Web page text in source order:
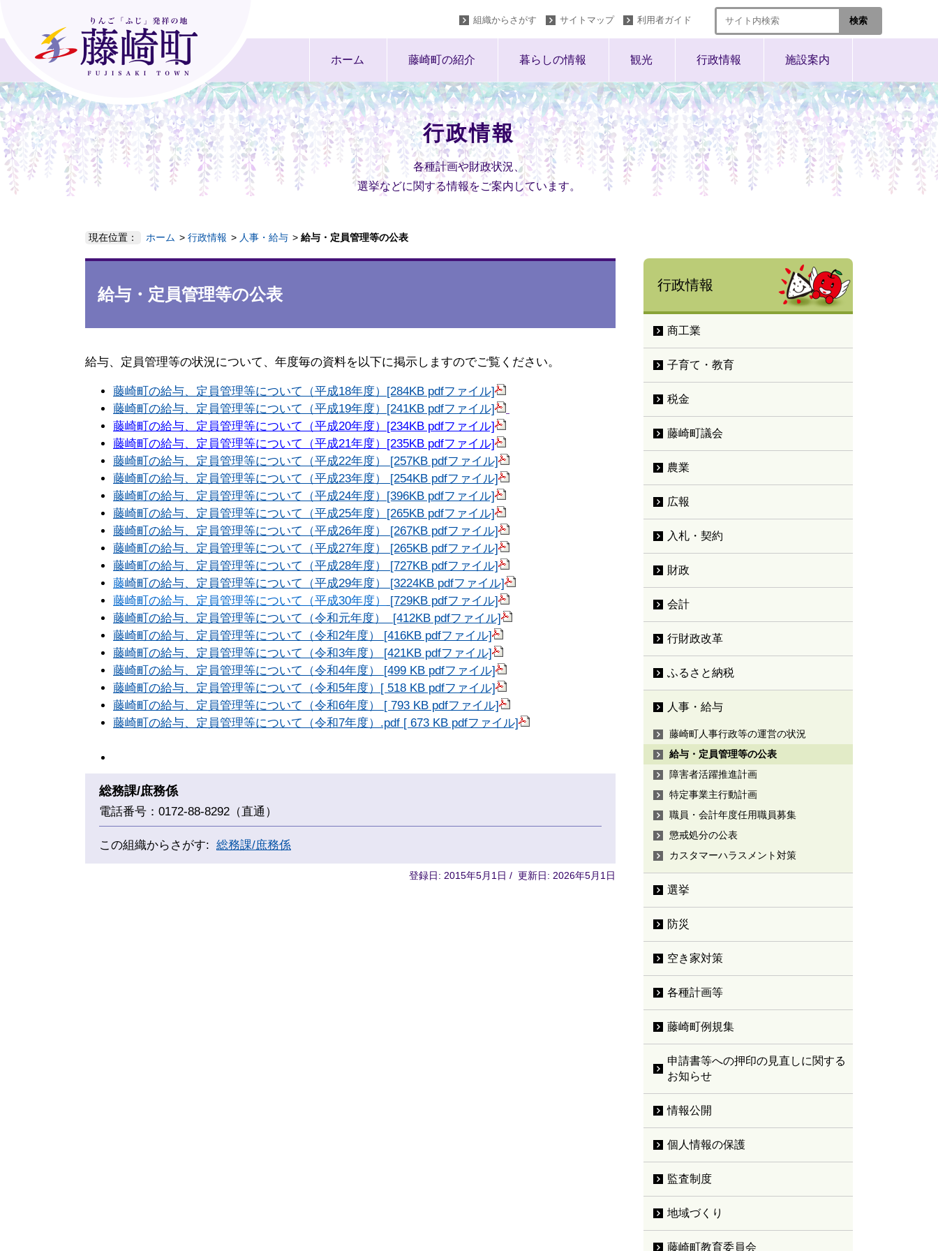
組織からさがす サイトマップ 利用者ガイド
ホーム 藤崎町の紹介 暮らしの情報 観光 行政情報 施設案内
行政情報
各種計画や財政状況、
選挙などに関する情報をご案内しています。
現在位置： ホーム 行政情報 人事・給与 給与・定員管理等の公表
行政情報
商工業
子育て・教育
税金
藤崎町議会
農業
広報
入札・契約
財政
会計
行財政改革
ふるさと納税
人事・給与
藤崎町人事行政等の運営の状況
給与・定員管理等の公表
障害者活躍推進計画
特定事業主行動計画
職員・会計年度任用職員募集
懲戒処分の公表
カスタマーハラスメント対策
選挙
防災
空き家対策
各種計画等
藤崎町例規集
申請書等への押印の見直しに関する
お知らせ
情報公開
個人情報の保護
監査制度
地域づくり
藤崎町教育委員会
給与・定員管理等の公表
給与、定員管理等の状況について、年度毎の資料を以下に掲示しますのでご覧ください。
藤崎町の給与、定員管理等について（平成18年度）[284KB pdfファイル]
藤崎町の給与、定員管理等について（平成19年度）[241KB pdfファイル]
藤崎町の給与、定員管理等について（平成20年度）[234KB pdfファイル]
藤崎町の給与、定員管理等について（平成21年度）[235KB pdfファイル]
藤崎町の給与、定員管理等について（平成22年度） [257KB pdfファイル]
藤崎町の給与、定員管理等について（平成23年度） [254KB pdfファイル]
藤崎町の給与、定員管理等について（平成24年度）[396KB pdfファイル]
藤崎町の給与、定員管理等について（平成25年度）[265KB pdfファイル]
藤崎町の給与、定員管理等について（平成26年度） [267KB pdfファイル]
藤崎町の給与、定員管理等について（平成27年度） [265KB pdfファイル]
藤崎町の給与、定員管理等について（平成28年度） [727KB pdfファイル]
藤崎町の給与、定員管理等について（平成29年度） [3224KB pdfファイル]
藤崎町の給与、定員管理等について（平成30年度）
[729KB pdfファイル]
藤崎町の給与、定員管理等について（令和元年度） [412KB pdfファイル]
藤崎町の給与、定員管理等について（令和2年度） [416KB pdfファイル]
藤崎町の給与、定員管理等について（令和3年度） [421KB pdfファイル]
藤崎町の給与、定員管理等について（令和4年度） [499 KB pdfファイル]
藤崎町の給与、定員管理等について（令和5年度）[ 518 KB pdfファイル]
藤崎町の給与、定員管理等について（令和6年度） [ 793 KB pdfファイル]
藤崎町の給与、定員管理等について（令和7年度）.pdf [ 673 KB pdfファイル]
総務課/庶務係
電話番号：0172-88-8292（直通）
この組織からさがす: 総務課/庶務係
登録日: 2015年5月1日 / 更新日: 2026年5月1日